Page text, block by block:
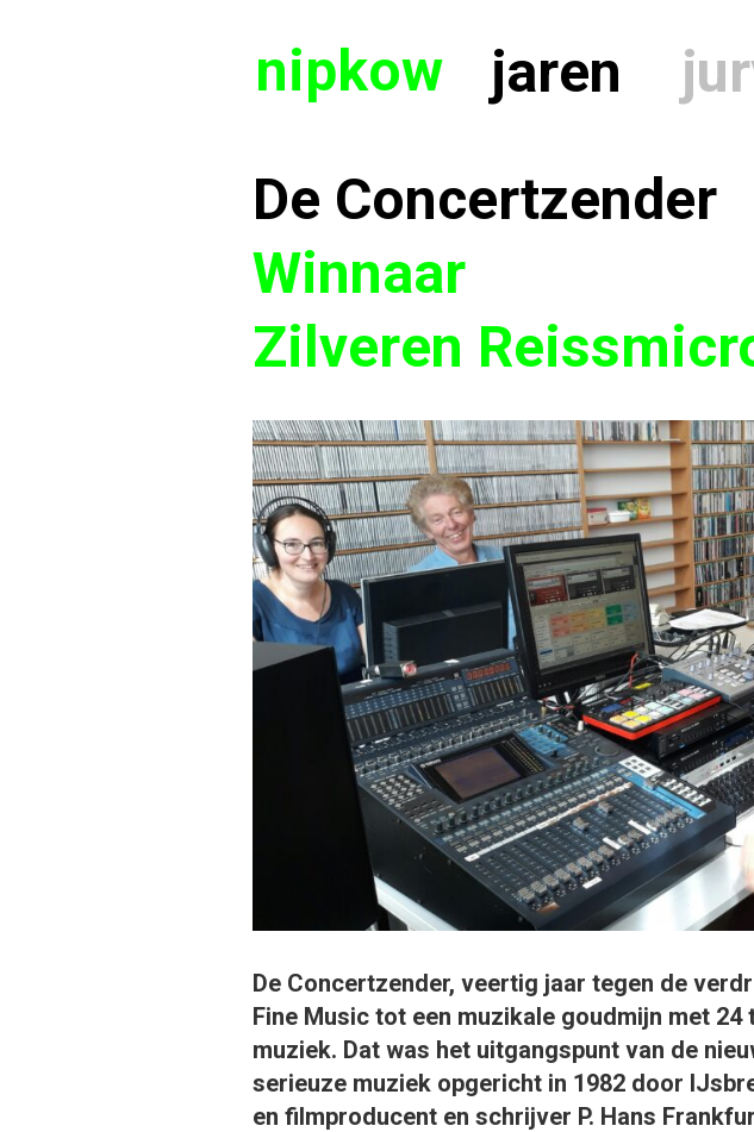
nipkow jaren
De Concertzender
Winnaar
Zilveren
De Concertzender, veertig jaar tegen de
Fine Music tot een muzikale goudmijn met
muziek. Dat was het uitgangspunt van de
serieuze muziek opgericht in 1982 door
en filmproducent en schrijver P. Hans